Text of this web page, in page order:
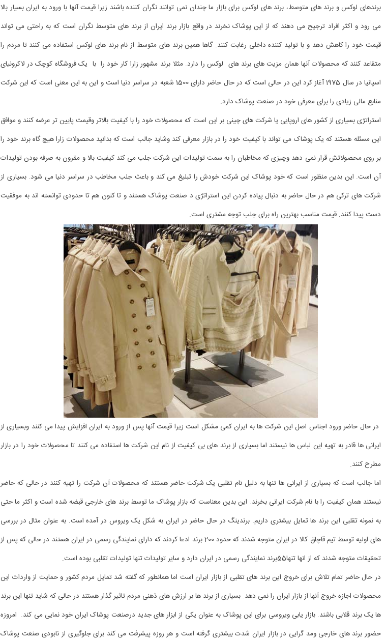
برندهای لوکس و برند های متوسط، برند های لوکس برای بازار ما چندان نمی توانند نگران کننده باشند زیرا قیمت آنها با ورود به ایران بسیار بالا
می رود و اکثر افراد ترجیح می دهند که از این پوشاک نخرند در واقع بازار برند ایران از برند های متوسط نگران است که به راحتی می تواند
قیمت خود را کاهش دهد و با تولید کننده داخلی رغابت کنند. گاها همین برند های متوسط از نام برند های لوکس استفاده می کنند تا مردم را
متقاعد کنند که محصولات آنها همان مزیت های برند های لوکس را دارد. مثلا برند مشهور زارا کار خود را با یک فروشگاه کوچک در لاکرونیای
اسپانیا در سال 1975 آغاز کرد این در حالی است که در حال حاضر دارای 1500 شعبه در سراسر دنیا است و این به این معنی است که این شرکت
منابع مالی زیادی را برای معرفی خود در صنعت پوشاک دارد.
استراتژی بسیاری از کشور های اروپایی یا شرکت های چینی بر این است که محصولات خود را با کیفیت بالاتر وقیمت پایین تر عرضه کنند و موافق
این مسئله هستند که یک پوشاک می تواند با کیفیت خود را در بازار معرفی کند وشاید جالب است که بدانید محصولات زارا هیچ گاه برند خود را
بر روی محصولاتش قرار نمی دهد وچیزی که مخاطبان را به سمت تولیدات این شرکت جلب می کند کیفیت بالا و مقرون به صرفه بودن تولیدات
آن است. این بدین منظور است که خود پوشاک این شرکت خودش را تبلیغ می کند و باعث جلب مخاطب در سراسر دنیا می شود. بسیاری از
شرکت های ترکی هم در حال حاضر به دنبال پیاده کردن این استراتژی د صنعت پوشاک هستند و تا کنون هم تا حدودی توانسته اند به موفقیت
دست پیدا کنند. قیمت مناسب بهترین راه برای جلب توجه مشتری است.
در حال حاضر ورود اجناس اصل این شرکت ها به ایران کمی مشکل است زیرا قیمت آنها پس از ورود به ایران افزایش پیدا می کنند وبسیاری از
ایرانی ها قادر به تهیه این لباس ها نیستند اما بسیاری از برند های بی کیفیت از نام این شرکت ها استفاده می کنند تا محصولات خود را در بازار
مطرح کنند.
اما جالب است که بسیاری از ایرانی ها تنها به دلیل نام تقلبی یک شرکت حاضر هستند که محصولات آن شرکت را تهیه کنند در حالی که حاضر
نیستند همان کیفیت را با نام شرکت ایرانی بخرند. این بدین معناست که بازار پوشاک ما توسط برند های خارجی قبضه شده است و اکثر ما حتی
به نمونه تقلبی این برند ها تمایل بیشتری داریم. برندینگ در حال حاضر در ایران به شکل یک ویروس در آمده است. به عنوان مثال در بررسی
های اولیه توسط تیم قاچاق کالا در ایران متوجه شدند که حدود 200 برند ادعا کردند که دارای نمایندگی رسمی در ایران هستند در حالی که پس از
تحقیقات متوجه شدند که از انها تنها55برند نمایندگی رسمی در ایران دارد و سایر تولیدات تنها تولیدات تقلبی بوده است.
در حال حاضر تمام تلاش برای خروج این برند های تقلبی از بازار ایران است اما همانطور که گفته شد تمایل مردم کشور و حمایت از واردات این
محصولات اجازه خروج آنها از بازار ایران را نمی دهد. بسیاری از برند ها بر ارزش های ذهنی مردم تاثیر گذار هستند در حالی که شاید تنها این برند
ها یک برند قلابی باشند. بازار یابی ویروسی برای این پوشاک به عنوان یکی از ابزار های جدید درصنعت پوشاک ایران خود نمایی می کند. امروزه
حضور برند های خارجی ومد گرایی در بازار ایران شدت بیشتری گرفته است و هر روزه پیشرفت می کند برای جلوگیری از نابودی صنعت پوشاک